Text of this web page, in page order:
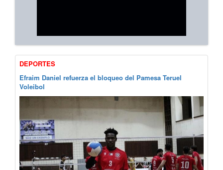
DEPORTES
Efraim Daniel refuerza el bloqueo del Pamesa Teruel
Voleibol